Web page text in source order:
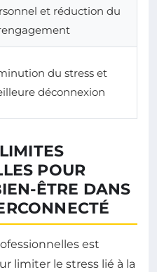
et réduction du
du stress et
déconnexion
POUR
ÊTRE DANS
est
limiter le stress lié à la